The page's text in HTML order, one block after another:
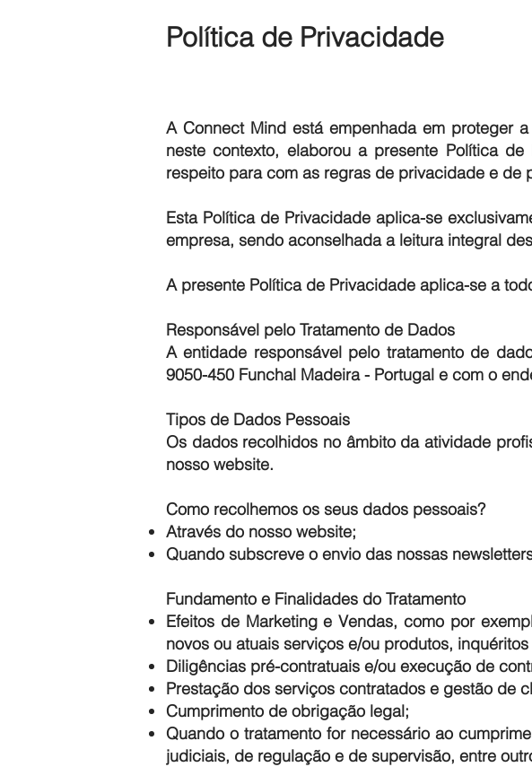
Política de Privacidade
A Connect Mind está empenhada em proteger
neste contexto, elaborou a presente Política
respeito para com as regras de privacidade e de
Esta Política de Privacidade aplica-se
empresa, sendo aconselhada a leitura integral
A presente Política de Privacidade aplica-se a
Responsável pelo Tratamento de Dados
A entidade responsável pelo tratamento de
9050-450 Funchal Madeira - Portugal e com o
Tipos de Dados Pessoais
Os dados recolhidos no âmbito da atividade
nosso website.
Como recolhemos os seus dados pessoais?
Através do nosso website;
Quando subscreve o envio das nossas
Fundamento e Finalidades do Tratamento
Efeitos de Marketing e Vendas, como por
novos ou atuais serviços e/ou produtos,
Diligências pré-contratuais e/ou execução de
Prestação dos serviços contratados e gestão de
Cumprimento de obrigação legal;
Quando o tratamento for necessário ao
judiciais, de regulação e de supervisão, entre